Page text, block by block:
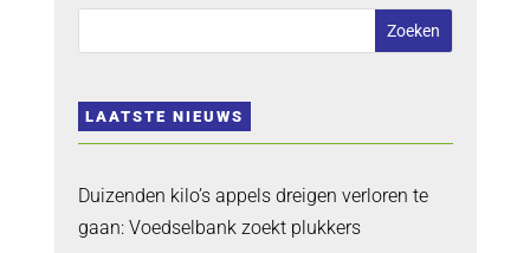
LAATSTE NIEUWS
Duizenden kilo’s appels dreigen verloren te
gaan: Voedselbank zoekt plukkers